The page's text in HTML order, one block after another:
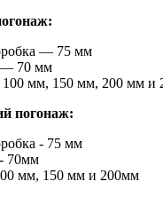
— 75 мм
— 70 мм
мм, 150 мм, 200 мм и
погонаж:
- 75 мм
70мм
мм, 150 мм и 200мм